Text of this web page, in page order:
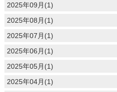
2025年09月(1)
2025年08月(1)
2025年07月(1)
2025年06月(1)
2025年05月(1)
2025年04月(1)